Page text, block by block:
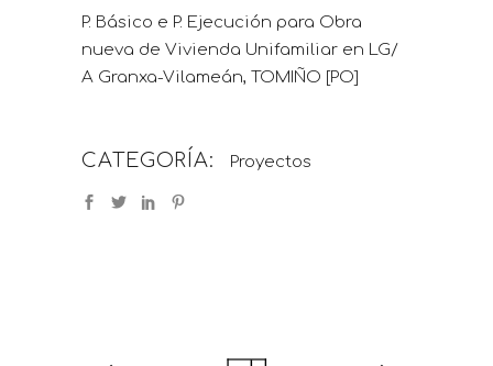
P. Básico e P. Ejecución para Obra
nueva de Vivienda Unifamiliar en LG/
A Granxa-Vilameán, TOMIÑO [PO]
CATEGORÍA: Proyectos